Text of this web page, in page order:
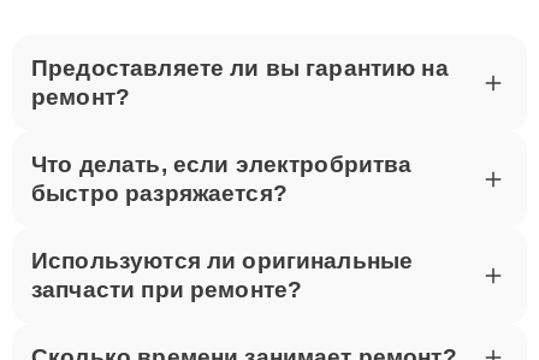
Предоставляете ли вы гарантию на
ремонт?
Что делать, если электробритва
быстро разряжается?
Используются ли оригинальные
запчасти при ремонте?